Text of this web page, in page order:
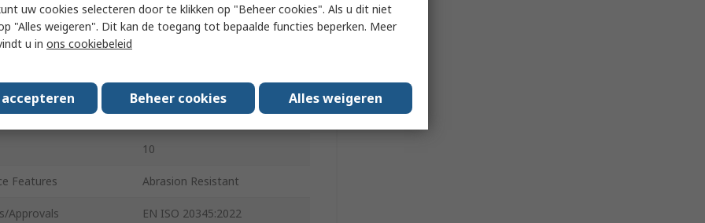
Unisex
9
White
10
Features Abrasion Resistant
Approvals EN ISO 20345:2022
uw cookies selecteren door te klikken op "Beheer cookies". Als u dit niet
"Alles weigeren". Dit kan de toegang tot bepaalde functies beperken. Meer
u in ons cookiebeleid
Beheer cookies Alles weigeren